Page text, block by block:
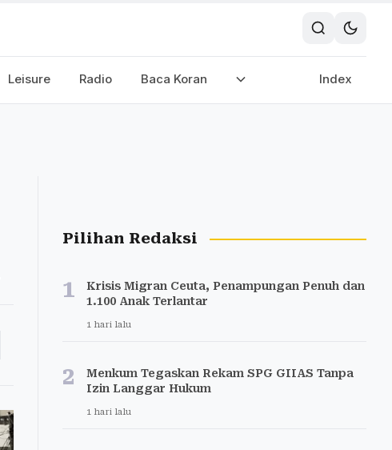
Leisure Radio Baca Koran Index
Pilihan Redaksi
1
Krisis Migran Ceuta, Penampungan Penuh dan
1.100 Anak Terlantar
1 hari lalu
2
Menkum Tegaskan Rekam SPG GIIAS Tanpa
Izin Langgar Hukum
1 hari lalu